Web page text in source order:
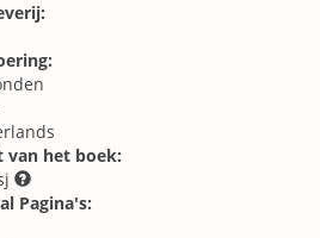
van het boek:
Pagina's: